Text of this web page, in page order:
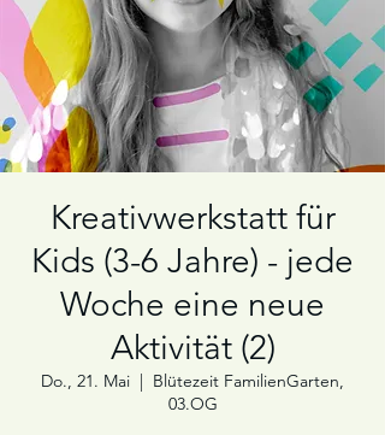
Kreativwerkstatt für
Kids (3-6 Jahre) - jede
Woche eine neue
Aktivität (2)
Do., 21. Mai
  |
Blütezeit FamilienGarten,
03.OG